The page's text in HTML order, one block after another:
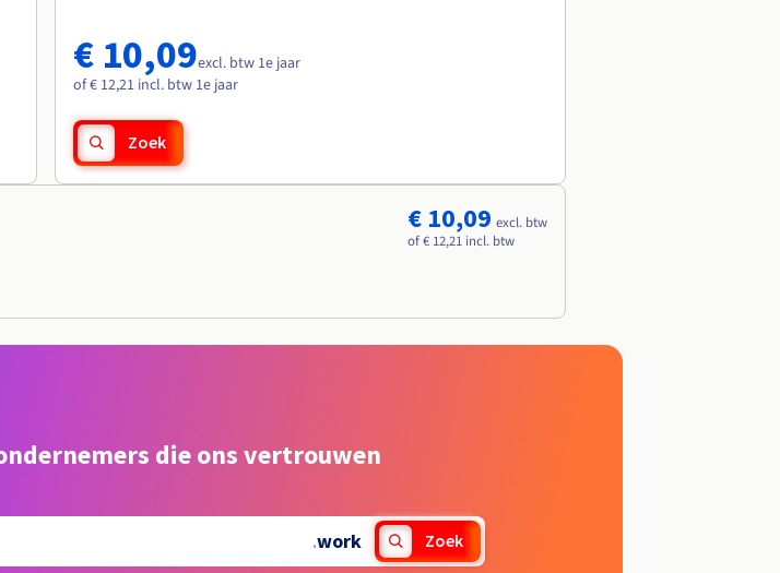
€ 10,09excl. btw 1e jaar
of € 12,21 incl. btw 1e jaar
Zoek
€ 10,09 excl. btw
of € 12,21 incl. btw
die ons vertrouwen
.work Zoek